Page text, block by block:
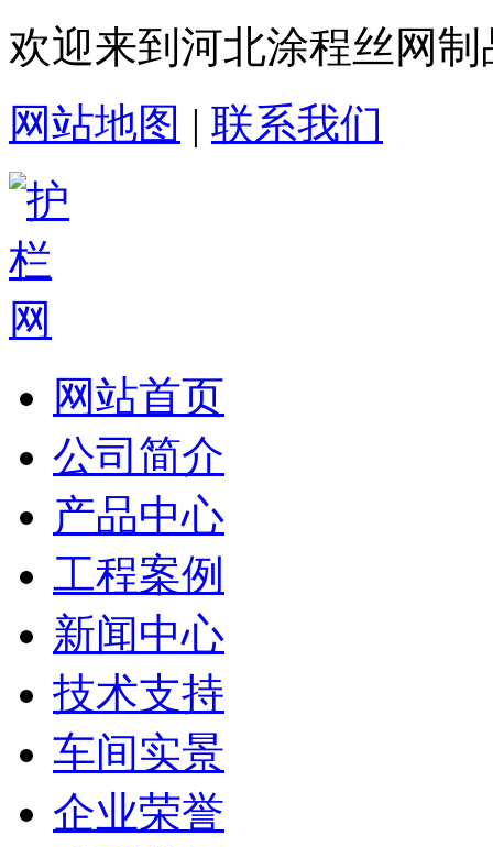
欢迎来到河北涂程丝网
网站地图 | 联系我们
网站首页
公司简介
产品中心
工程案例
新闻中心
技术支持
车间实景
企业荣誉